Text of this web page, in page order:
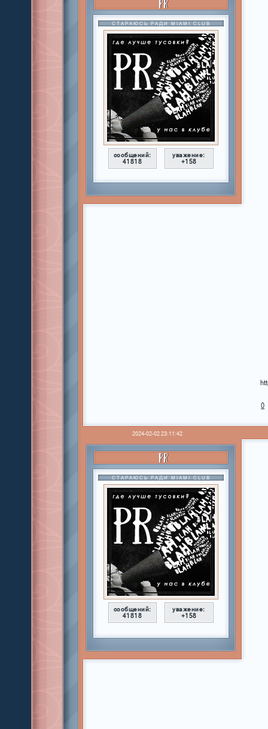
СТАРАЮСЬ РАДИ MIAMI CLUB
сообщений:
41818
уважение:
+158
0
2024-02-02 23:11:42
PR
СТАРАЮСЬ РАДИ MIAMI CLUB
сообщений:
41818
уважение:
+158